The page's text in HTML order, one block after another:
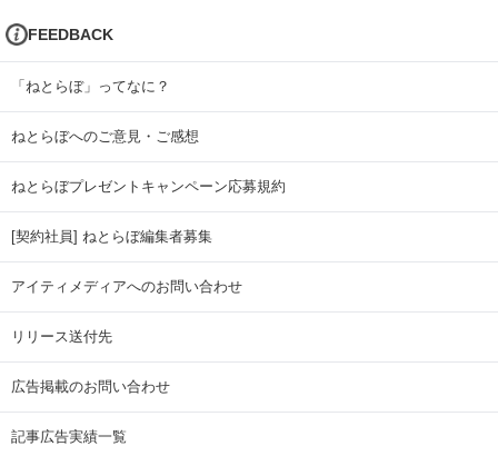
FEEDBACK
「ねとらぼ」ってなに？
ねとらぼへのご意見・ご感想
ねとらぼプレゼントキャンペーン応募規約
[契約社員] ねとらぼ編集者募集
アイティメディアへのお問い合わせ
リリース送付先
広告掲載のお問い合わせ
記事広告実績一覧